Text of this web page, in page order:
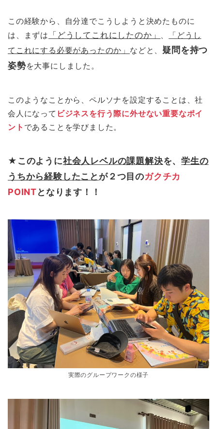
この経験から、自分達でこうしようと決めたものに
は、まずは 「どうしてこれにしたのか」 、
「どうし
てこれにする必要があったのか」 などと、 疑問を持つ
姿勢を大事にしました。
このようなことから、ペルソナを設定することは、社
会人になって ビジネスを行う際に外せない重要なポイ
ント であることを学びました。
★このように社会人レベルの課題解決を、学生の
うちから経験したこと が２つ目のガクチカ
POINTとなります！！
実際のグループワークの様子